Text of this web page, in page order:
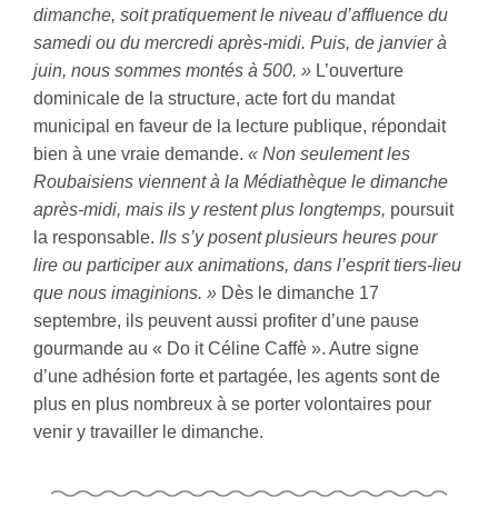
dimanche, soit pratiquement le niveau d’affluence du
samedi ou du mercredi après-midi. Puis, de janvier à
juin, nous sommes montés à 500. » L’ouverture
dominicale de la structure, acte fort du mandat
municipal en faveur de la lecture publique, répondait
bien à une vraie demande. « Non seulement les
Roubaisiens viennent à la Médiathèque le dimanche
après-midi, mais ils y restent plus longtemps, poursuit
la responsable. Ils s’y posent plusieurs heures pour
lire ou participer aux animations, dans l’esprit tiers-lieu
que nous imaginions. » Dès le dimanche 17
septembre, ils peuvent aussi profiter d’une pause
gourmande au « Do it Céline Caffè ». Autre signe
d’une adhésion forte et partagée, les agents sont de
plus en plus nombreux à se porter volontaires pour
venir y travailler le dimanche.